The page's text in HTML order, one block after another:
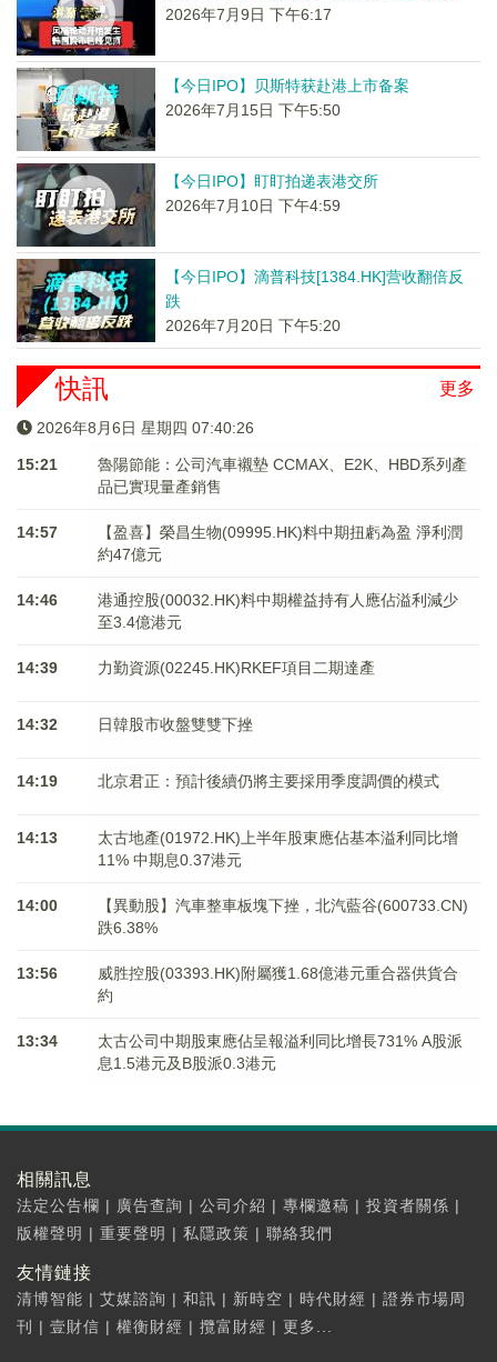
2026年7月9日 下午6:17
【今日IPO】贝斯特获赴港上市备案
2026年7月15日 下午5:50
【今日IPO】盯盯拍递表港交所
2026年7月10日 下午4:59
【今日IPO】滴普科技[1384.HK]营收翻倍反
跌
2026年7月20日 下午5:20
更多
快訊
2026年8月6日 星期四 07:40:26
15:21
魯陽節能：公司汽車襯墊 CCMAX、E2K、HBD系列產
品已實現量產銷售
14:57
【盈喜】榮昌生物(09995.HK)料中期扭虧為盈 淨利潤
約47億元
14:46
港通控股(00032.HK)料中期權益持有人應佔溢利減少
至3.4億港元
14:39 力勤資源(02245.HK)RKEF項目二期達產
14:32 日韓股市收盤雙雙下挫
14:19 北京君正：預計後續仍將主要採用季度調價的模式
14:13
太古地產(01972.HK)上半年股東應佔基本溢利同比增
11% 中期息0.37港元
14:00
【異動股】汽車整車板塊下挫，北汽藍谷(600733.CN)
跌6.38%
13:56
威胜控股(03393.HK)附屬獲1.68億港元重合器供貨合
約
13:34
太古公司中期股東應佔呈報溢利同比增長731% A股派
息1.5港元及B股派0.3港元
相關訊息
法定公告欄 | 廣告查詢 | 公司介紹 | 專欄邀稿 | 投資者關係 |
版權聲明 | 重要聲明 | 私隱政策 | 聯絡我們
友情鏈接
清博智能 | 艾媒諮詢 | 和訊 | 新時空 | 時代財經 | 證券市場周
刊
| 壹財信 | 權衡財經 | 攬富財經 | 更多...